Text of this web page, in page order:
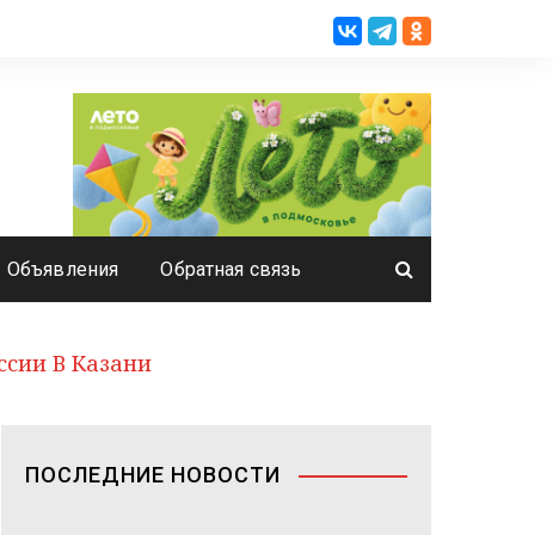
Объявления Обратная связь
В Казани
ПОСЛЕДНИЕ НОВОСТИ